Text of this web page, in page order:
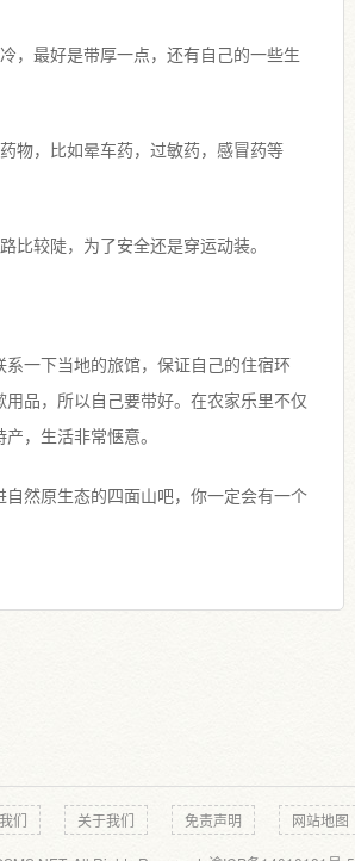
，最好是带厚一点，还有自己的一些生
物，比如晕车药，过敏药，感冒药等
比较陡，为了安全还是穿运动装。
一下当地的旅馆，保证自己的住宿环
品，所以自己要带好。在农家乐里不仅
，生活非常惬意。
然原生态的四面山吧，你一定会有一个
们 关于我们 免责声明 网站地图